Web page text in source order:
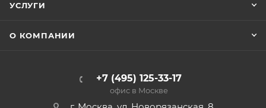
УСЛУГИ
О КОМПАНИИ
+7 (495) 125-33-17
офис в Москве